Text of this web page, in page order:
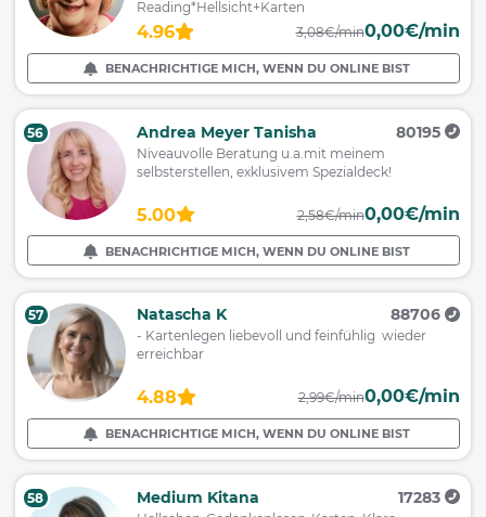
Reading*Hellsicht+Karten
4.96 3,08€/min0,00€/min
BENACHRICHTIGE MICH, WENN DU ONLINE BIST
56 Andrea Meyer Tanisha 80195
Niveauvolle Beratung u.a.mit meinem
selbsterstellen, exklusivem Spezialdeck!
5.00 2,58€/min0,00€/min
BENACHRICHTIGE MICH, WENN DU ONLINE BIST
57 Natascha K 88706
- Kartenlegen liebevoll und feinfühlig wieder
erreichbar
4.88 2,99€/min0,00€/min
BENACHRICHTIGE MICH, WENN DU ONLINE BIST
58 Medium Kitana 17283